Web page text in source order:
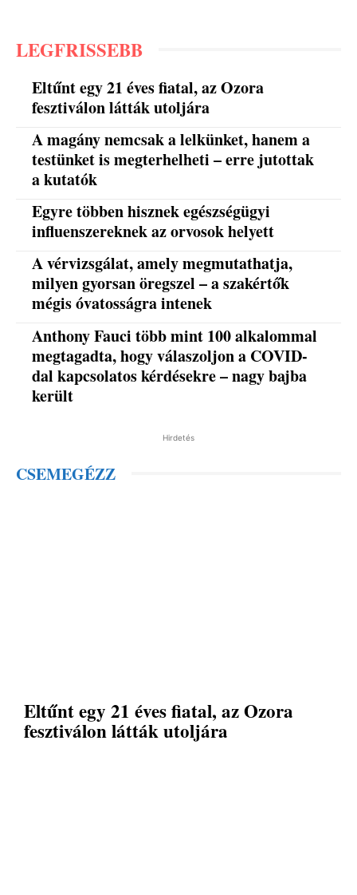
LEGFRISSEBB
Eltűnt egy 21 éves fiatal, az Ozora
fesztiválon látták utoljára
A magány nemcsak a lelkünket, hanem a
testünket is megterhelheti – erre jutottak
a kutatók
Egyre többen hisznek egészségügyi
influenszereknek az orvosok helyett
A vérvizsgálat, amely megmutathatja,
milyen gyorsan öregszel – a szakértők
mégis óvatosságra intenek
Anthony Fauci több mint 100 alkalommal
megtagadta, hogy válaszoljon a COVID-
dal kapcsolatos kérdésekre – nagy bajba
került
Hirdetés
CSEMEGÉZZ
Eltűnt egy 21 éves fiatal, az Ozora
fesztiválon látták utoljára